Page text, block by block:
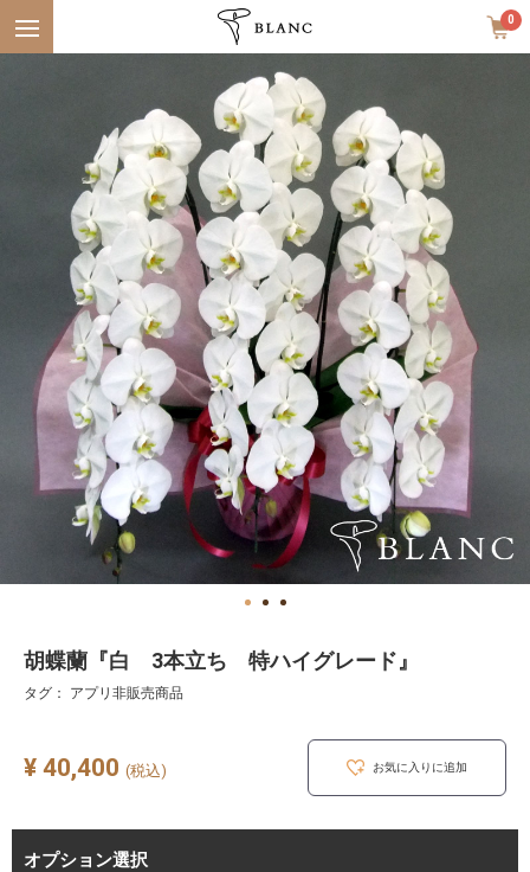
0
胡蝶蘭『白 3本立ち 特ハイグレード』
タグ： アプリ非販売商品
¥ 40,400 (税込) お気に入りに追加
オプション選択